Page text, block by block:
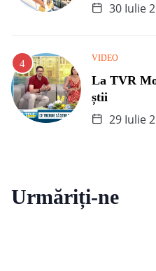
30 Iulie
VIDEO
La TVR
știi
29 Iulie
Urmăriți-ne